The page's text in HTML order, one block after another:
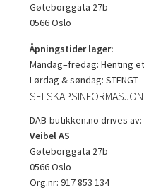
Gøteborggata 27b
0566 Oslo
Åpningstider lager:
Mandag–fredag: Henting
Lørdag & søndag: STENGT
SELSKAPSINFORMASJON
DAB-butikken.no drives av:
Veibel AS
Gøteborggata 27b
0566 Oslo
Org.nr: 917 853 134